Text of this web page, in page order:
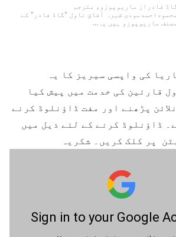
فادراز ماریوپوزو، مترجم
محموداحمدمودی شہرہ آفاق ناول "گاڈ فادر" کے
مصنف ماریوپوزو ہیں یہ…
کی واپسی سیریز کا یہ
قارئین کی خدمت میں پیش کیا
پڑھنے اور مفت ڈاؤنلوڈ کرنے
ڈاؤنلوڈ کرنے کے لئے ذیل میں
پر کلک کریں۔ شکریہ